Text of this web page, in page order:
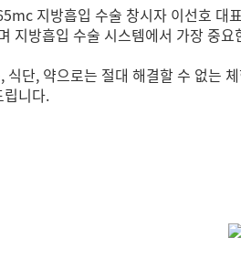
지방흡입 수술 창시자 이선호
지방흡입 수술 시스템에서 가장 중
식단, 약으로는 절대 해결할 수 없는
립니다.